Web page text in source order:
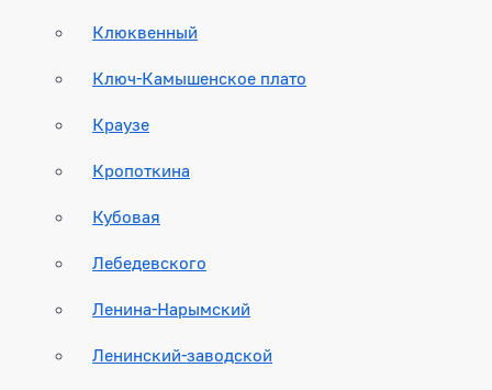
Клюквенный
Ключ-Камышенское плато
Краузе
Кропоткина
Кубовая
Лебедевского
Ленина-Нарымский
Ленинский-заводской